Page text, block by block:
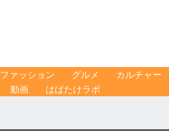
ファッション グルメ カルチャー
動画 はばたけラボ